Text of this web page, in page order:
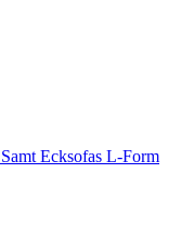
Samt Ecksofas L-Form